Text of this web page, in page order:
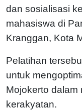
dan sosialisasi
mahasiswa di
Kranggan, Kota
Pelatihan
untuk
Mojokerto dalam
kerakyatan.